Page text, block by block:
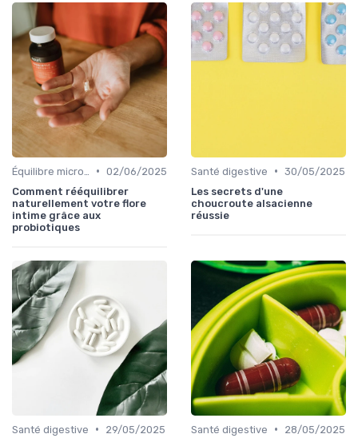
• 02/06/2025
Comment rééquilibrer
naturellement votre flore
intime grâce aux
probiotiques
Santé digestive • 30/05/2025
Les secrets d'une
choucroute alsacienne
réussie
Santé digestive •
29/05/2025
Santé digestive •
28/05/2025